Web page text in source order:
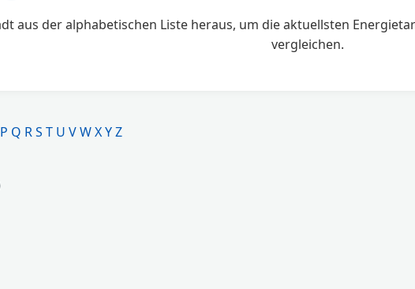
aus der alphabetischen Liste heraus, um die aktuellsten
vergleichen.
P Q RS T U VWXYZ